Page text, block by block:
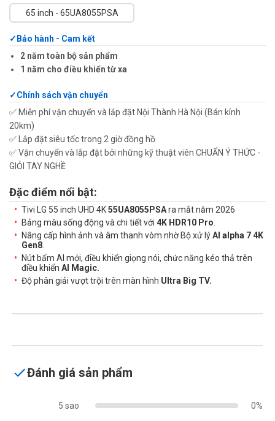
65 inch - 65UA8055PSA
Bảo hành - Cam kết
2 năm toàn bộ sản phẩm
1 năm cho điều khiển từ xa
Chính sách vận chuyển
✅ Miễn phí vận chuyển và lắp đặt Nội Thành Hà Nội (Bán kính
20km)
✅ Lắp đặt siêu tốc trong 2 giờ đồng hồ
✅ Vận chuyển và lắp đặt bởi những kỹ thuật viên CHUẨN Ý THỨC -
GIỎI TAY NGHỀ
Đặc điểm nổi bật:
Tivi LG 55 inch UHD 4K55UA8055PSAra mắt năm 2026
Bảng màu sống động và chi tiết với 4K HDR10 Pro.
Nâng cấp hình ảnh và âm thanh vòm nhờ Bộ xử lýAI alpha 7 4K
Gen8.
Nút bấm AI mới, điều khiển giọng nói, chức năng kéo thả trên
điều khiển AI Magic.
Độ phân giải vượt trội trên màn hình Ultra Big TV.
Đánh giá sản phẩm
5 sao 0%